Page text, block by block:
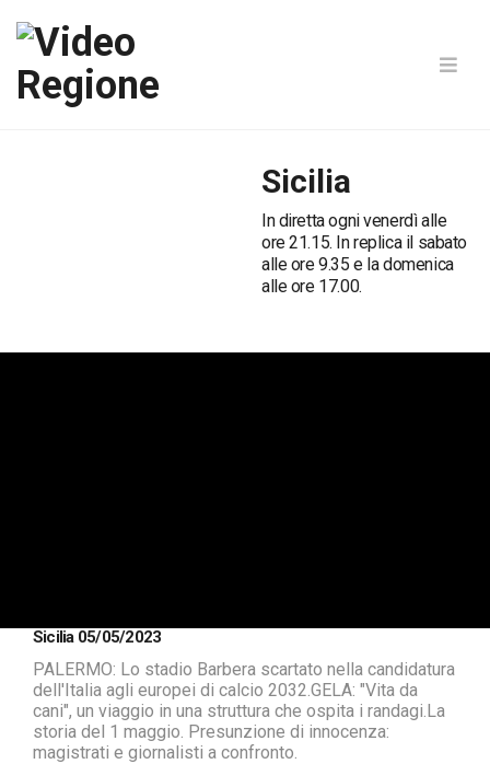
Sicilia
In diretta ogni venerdì alle
ore 21.15. In replica il sabato
alle ore 9.35 e la domenica
alle ore 17.00.
Sicilia 05/05/2023
PALERMO: Lo stadio Barbera scartato nella candidatura
dell'Italia agli europei di calcio 2032.GELA: "Vita da
cani", un viaggio in una struttura che ospita i randagi.La
storia del 1 maggio. Presunzione di innocenza:
magistrati e giornalisti a confronto.